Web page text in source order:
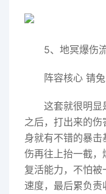
5、地冥爆伤
阵容核心 锖兔
这套就很明显
之后，打出来的
身就有不错的暴
伤再往上抬一截，
复活能力，不怕
速度，最后累负责